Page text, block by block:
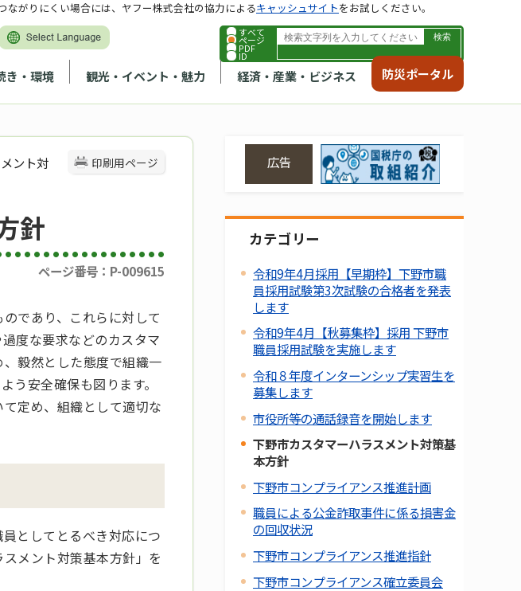
すべて
ページ
PDF
ID
き・環境 観光・イベント・魅力 経済・産業・ビジネス 防災ポータル
ながりにくい場合には、ヤフー株式会社の協力によるキャッシュサイトをお試しください。
印刷用ページ
ント対
針
ページ番号：P-009615
であり、これらに対して
度な要求などのカスタマ
毅然とした態度で組織一
う安全確保も図ります。
定め、組織として適切な
としてとるべき対応につ
メント対策基本方針」を
広告
カテゴリー
令和9年4月採用【早期枠】下野市職
員採用試験第3次試験の合格者を発表
します
令和9年4月【秋募集枠】採用 下野市
職員採用試験を実施します
令和８年度インターンシップ実習生を
募集します
市役所等の通話録音を開始します
下野市カスタマーハラスメント対策基
本方針
下野市コンプライアンス推進計画
職員による公金詐取事件に係る損害金
の回収状況
下野市コンプライアンス推進指針
下野市コンプライアンス確立委員会